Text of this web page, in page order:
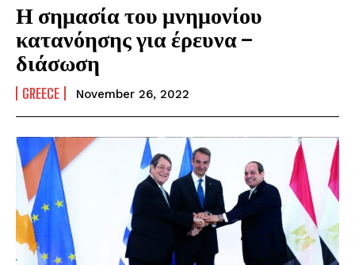
Η σημασία του μνημονίου
κατανόησης για έρευνα –
διάσωση
GREECE November 26, 2022